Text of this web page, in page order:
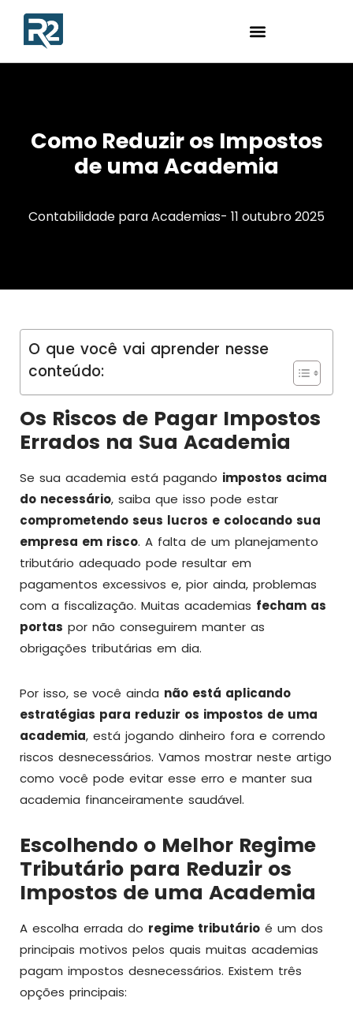
Como Reduzir os Impostos
de uma Academia
Contabilidade para Academias- 11 outubro 2025
O que você vai aprender nesse
conteúdo:
Os Riscos de Pagar Impostos
Errados na Sua Academia
Se sua academia está pagando impostos acima
do necessário, saiba que isso pode estar
comprometendo seus lucros e colocando sua
empresa em risco. A falta de um planejamento
tributário adequado pode resultar em
pagamentos excessivos e, pior ainda, problemas
com a fiscalização. Muitas academias fecham as
portas por não conseguirem manter as
obrigações tributárias em dia.
Por isso, se você ainda não está aplicando
estratégias para reduzir os impostos de uma
academia, está jogando dinheiro fora e correndo
riscos desnecessários. Vamos mostrar neste artigo
como você pode evitar esse erro e manter sua
academia financeiramente saudável.
Escolhendo o Melhor Regime
Tributário para Reduzir os
Impostos de uma Academia
A escolha errada do regime tributário é um dos
principais motivos pelos quais muitas academias
pagam impostos desnecessários. Existem três
opções principais: